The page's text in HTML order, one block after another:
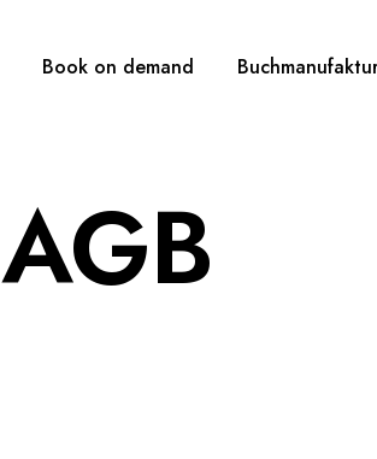
Book on demand
AGB